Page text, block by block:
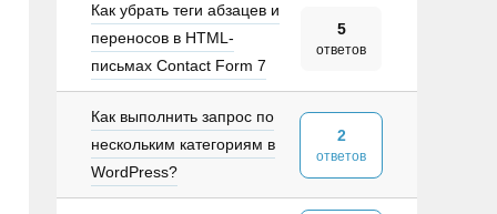
Как убрать теги абзацев и
переносов в HTML-
письмах Contact Form 7
5
ответов
Как выполнить запрос по
нескольким категориям в
WordPress?
2
ответов